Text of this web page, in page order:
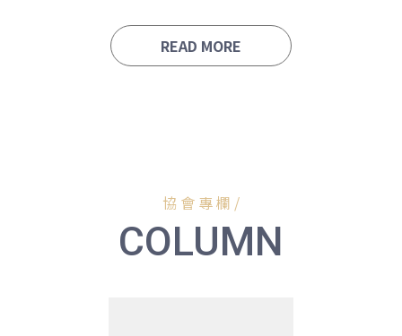
READ MORE
協 會 專 欄 /
COLUMN